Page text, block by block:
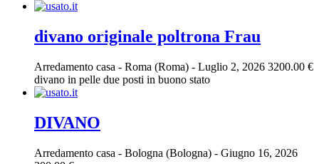
divano originale poltrona Frau
Arredamento casa - Roma (Roma) - Luglio 2, 2026 3200.00 €
divano in pelle due posti in buono stato
DIVANO
Arredamento casa - Bologna (Bologna) - Giugno 16, 2026